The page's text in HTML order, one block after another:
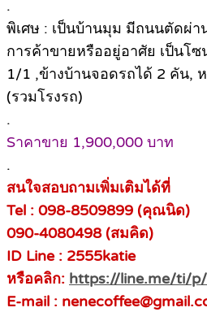
.
พิเศษ : เป็นบ้านมุม มีถนนตัดผ่า
การค้าขายหรืออยู่อาศัย เป็นโ
1/1 ,ข้างบ้านจอดรถได้ 2 คัน,
(รวมโรงรถ)
.
Sาคาขาย 1,900,000 บาท
.
สนใจสอบถามเพิ่มเติมได้ที่
Tel : 098-8509899 (คุณนิด)
090-4080498 (สมคิด)
ID Line : 2555katie
หรือคลิก: https://line.me/ti/p/
E-mail :